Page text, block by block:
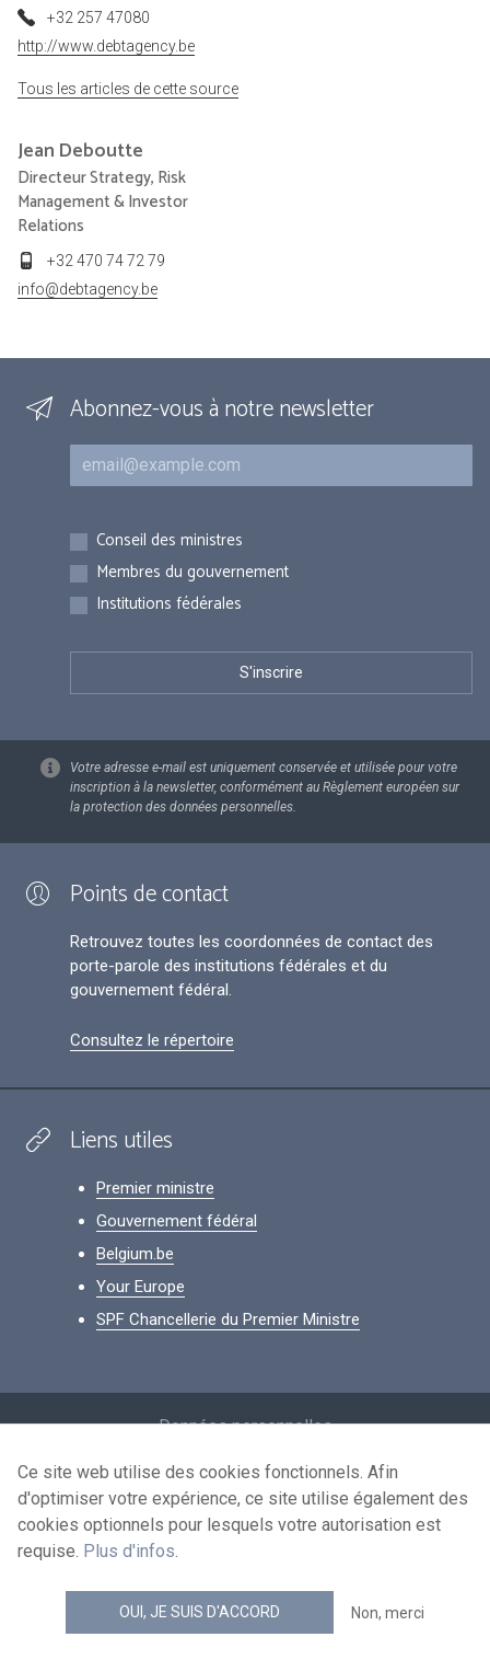
+32 257 47080
http://www.debtagency.be
Tous les articles de cette source
Jean Deboutte
Directeur Strategy, Risk
Management & Investor
Relations
+32 470 74 72 79
info@debtagency.be
Abonnez-vous à notre newsletter
Courriel
Inscriptions
Conseil des ministres
Membres du gouvernement
Institutions fédérales
Votre adresse e-mail est uniquement conservée et utilisée pour votre
inscription à la newsletter, conformément au Règlement européen sur
la protection des données personnelles.
Points de contact
Retrouvez toutes les coordonnées de contact des
porte-parole des institutions fédérales et du
gouvernement fédéral.
Consultez le répertoire
Liens utiles
Premier ministre
Gouvernement fédéral
Belgium.be
Your Europe
SPF Chancellerie du Premier Ministre
Données personnelles
Conditions de réutilisation
Contactez-nous
news.belgium flux RSS
© 2026 - news.belgium.be
Ce site web utilise des cookies fonctionnels. Afin
d'optimiser votre expérience, ce site utilise également des
cookies optionnels pour lesquels votre autorisation est
requise. Plus d'infos.
OUI, JE SUIS D'ACCORD Non, merci